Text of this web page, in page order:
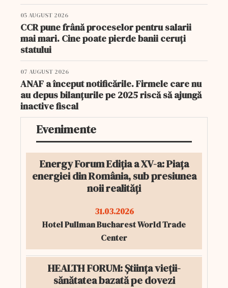
05 AUGUST 2026
CCR pune frână proceselor pentru salarii
mai mari. Cine poate pierde banii ceruți
statului
07 AUGUST 2026
ANAF a început notificările. Firmele care nu
au depus bilanțurile pe 2025 riscă să ajungă
inactive fiscal
Evenimente
Energy Forum Ediția a XV-a: Piața
energiei din România, sub presiunea
noii realități
31.03.2026
Hotel Pullman Bucharest World Trade
Center
HEALTH FORUM: Știința vieții-
sănătatea bazată pe dovezi